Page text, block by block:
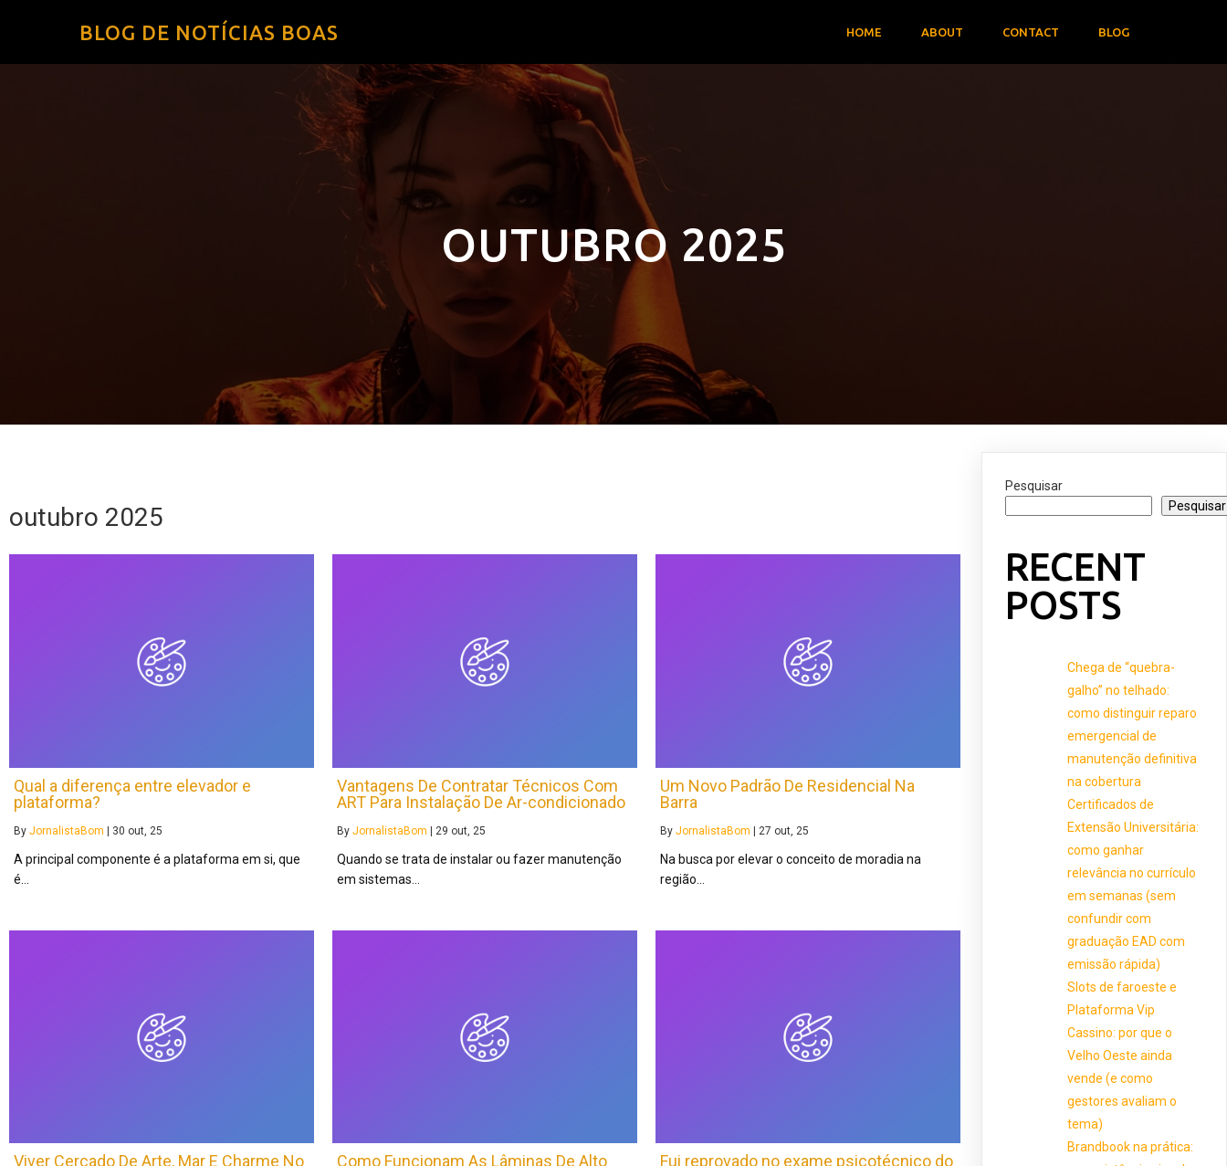
BLOG DE NOTÍCIAS BOAS HOME ABOUT CONTACT BLOG
OUTUBRO 2025
outubro 2025
Qual a diferença entre elevador e
plataforma?
By JornalistaBom | 30 out, 25
A principal componente é a plataforma em si, que
é…
Vantagens De Contratar Técnicos Com
ART Para Instalação De Ar-condicionado
By JornalistaBom | 29 out, 25
Quando se trata de instalar ou fazer manutenção
em sistemas…
Um Novo Padrão De Residencial Na
Barra
By JornalistaBom | 27 out, 25
Na busca por elevar o conceito de moradia na
região…
Viver Cercado De Arte, Mar E Charme No
Como Funcionam As Lâminas De Alto
Fui reprovado no exame psicotécnico do
Pesquisar
Pesquisar
RECENT
POSTS
Chega de “quebra-
galho” no telhado:
como distinguir reparo
emergencial de
manutenção definitiva
na cobertura
Certificados de
Extensão Universitária:
como ganhar
relevância no currículo
em semanas (sem
confundir com
graduação EAD com
emissão rápida)
Slots de faroeste e
Plataforma Vip
Cassino: por que o
Velho Oeste ainda
vende (e como
gestores avaliam o
tema)
Brandbook na prática: